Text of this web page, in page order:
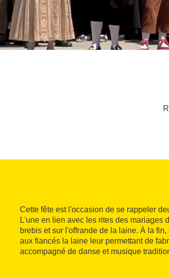
Cette fête est l'occasion de se rappeler
L'une en lien avec les rites des mariages
brebis et sur l'offrande de la laine. À la
aux fiancés la laine leur permettant de
accompagné de danse et musique